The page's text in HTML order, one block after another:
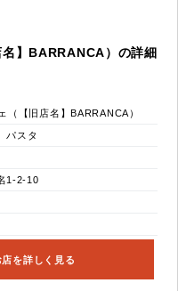
】BARRANCA）の詳細
（【旧店名】BARRANCA）
パスタ
1-2-10
店を詳しく見る